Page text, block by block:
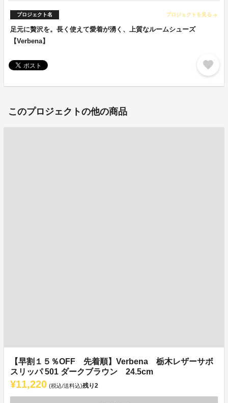
プロジェクト名 プロジェクトを見る arrow_forward
足元に贅沢を。長く使えて愛着が湧く、上質なルームシューズ
【Verbena】
favorite
このプロジェクトの他の商品
【早割１５％OFF 先着順】Verbena 栃木レザーサボ
スリッパ 501 ダークブラウン 24.5cm
¥11,220 (税込/送料込)残り2